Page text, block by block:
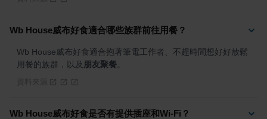
Wb House威布好食適合哪些族群前往用餐？
Wb House威布好食適合抱著筆電工作者、不趕時間想好好放鬆
用餐的族群，以及 朋友聚餐
Wb House威布好食是否有提供插座和Wi-Fi？